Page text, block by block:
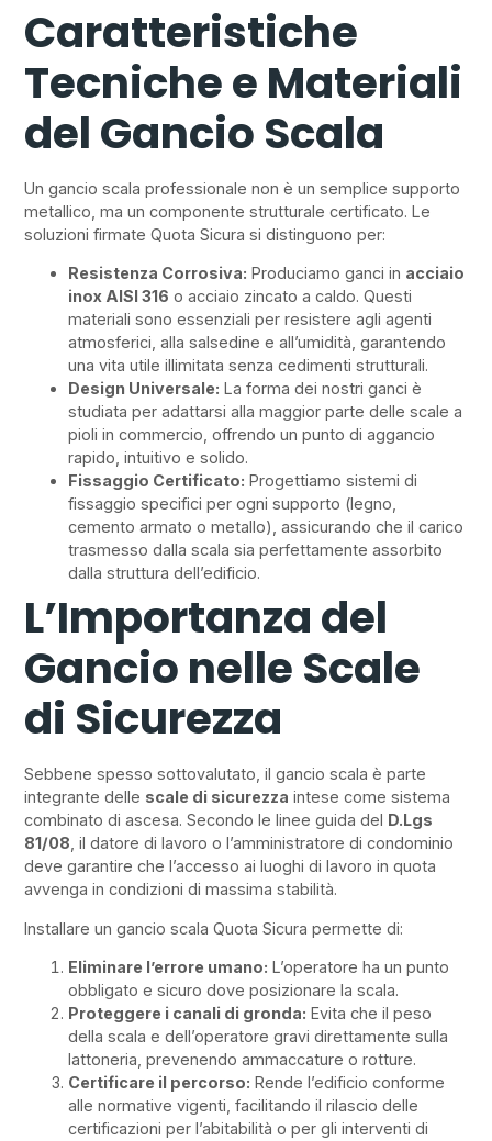
Caratteristiche
Tecniche e Materiali
del Gancio Scala
Un gancio scala professionale non è un semplice supporto
metallico, ma un componente strutturale certificato. Le
soluzioni firmate Quota Sicura si distinguono per:
Resistenza Corrosiva: Produciamo ganci in acciaio
inox AISI 316 o acciaio zincato a caldo. Questi
materiali sono essenziali per resistere agli agenti
atmosferici, alla salsedine e all’umidità, garantendo
una vita utile illimitata senza cedimenti strutturali.
Design Universale: La forma dei nostri ganci è
studiata per adattarsi alla maggior parte delle scale a
pioli in commercio, offrendo un punto di aggancio
rapido, intuitivo e solido.
Fissaggio Certificato: Progettiamo sistemi di
fissaggio specifici per ogni supporto (legno,
cemento armato o metallo), assicurando che il carico
trasmesso dalla scala sia perfettamente assorbito
dalla struttura dell’edificio.
L’Importanza del
Gancio nelle Scale
di Sicurezza
Sebbene spesso sottovalutato, il gancio scala è parte
integrante delle scale di sicurezza intese come sistema
combinato di ascesa. Secondo le linee guida del D.Lgs
81/08 , il datore di lavoro o l’amministratore di condominio
deve garantire che l’accesso ai luoghi di lavoro in quota
avvenga in condizioni di massima stabilità.
Installare un gancio scala Quota Sicura permette di:
Eliminare l’errore umano: L’operatore ha un punto
obbligato e sicuro dove posizionare la scala.
Proteggere i canali di gronda: Evita che il peso
della scala e dell’operatore gravi direttamente sulla
lattoneria, prevenendo ammaccature o rotture.
Certificare il percorso: Rende l’edificio conforme
alle normative vigenti, facilitando il rilascio delle
certificazioni per l’abitabilità o per gli interventi di